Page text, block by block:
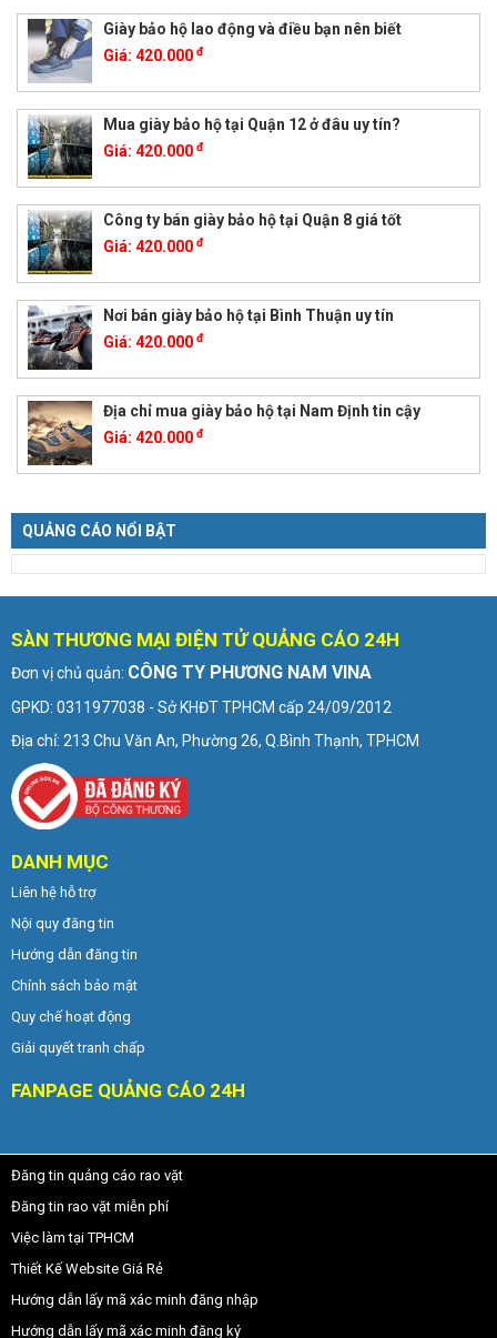
Giày bảo hộ lao động và điều bạn nên biết
Giá: 420.000 đ
Mua giày bảo hộ tại Quận 12 ở đâu uy tín?
Giá: 420.000 đ
Công ty bán giày bảo hộ tại Quận 8 giá tốt
Giá: 420.000 đ
Nơi bán giày bảo hộ tại Bình Thuận uy tín
Giá: 420.000 đ
Địa chỉ mua giày bảo hộ tại Nam Định tin cậy
Giá: 420.000 đ
QUẢNG CÁO NỔI BẬT
SÀN THƯƠNG MẠI ĐIỆN TỬ QUẢNG CÁO 24H
Đơn vị chủ quản: CÔNG TY PHƯƠNG NAM VINA
GPKD: 0311977038 - Sở KHĐT TPHCM cấp 24/09/2012
Địa chỉ: 213 Chu Văn An, Phường 26, Q.Bình Thạnh, TPHCM
DANH MỤC
Liên hệ hỗ trợ
Nội quy đăng tin
Hướng dẫn đăng tin
Chính sách bảo mật
Quy chế hoạt động
Giải quyết tranh chấp
FANPAGE QUẢNG CÁO 24H
Đăng tin quảng cáo rao vặt
Đăng tin rao vặt miễn phí
Việc làm tại TPHCM
Thiết Kế Website Giá Rẻ
Hướng dẫn lấy mã xác minh đăng nhập
Hướng dẫn lấy mã xác minh đăng ký